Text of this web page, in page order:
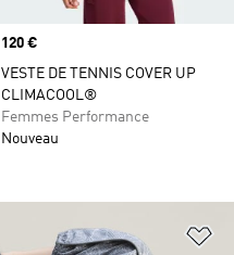
Prix
120 €
VESTE DE TENNIS COVER UP
CLIMACOOL®
Femmes Performance
Nouveau